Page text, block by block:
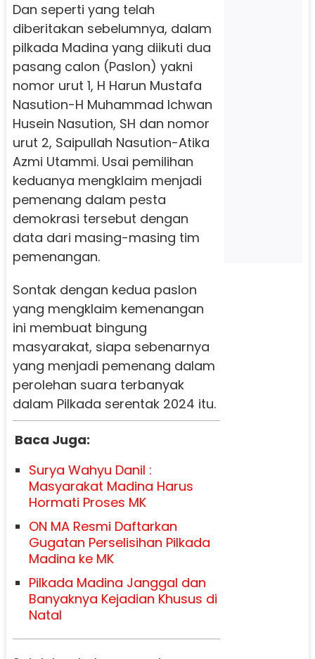
Dan seperti yang telah
diberitakan sebelumnya, dalam
pilkada Madina yang diikuti dua
pasang calon (Paslon) yakni
nomor urut 1, H Harun Mustafa
Nasution-H Muhammad Ichwan
Husein Nasution, SH dan nomor
urut 2, Saipullah Nasution-Atika
Azmi Utammi. Usai pemilihan
keduanya mengklaim menjadi
pemenang dalam pesta
demokrasi tersebut dengan
data dari masing-masing tim
pemenangan.
Sontak dengan kedua paslon
yang mengklaim kemenangan
ini membuat bingung
masyarakat, siapa sebenarnya
yang menjadi pemenang dalam
perolehan suara terbanyak
dalam Pilkada serentak 2024 itu.
Baca Juga:
Surya Wahyu Danil :
Masyarakat Madina Harus
Hormati Proses MK
ON MA Resmi Daftarkan
Gugatan Perselisihan Pilkada
Madina ke MK
Pilkada Madina Janggal dan
Banyaknya Kejadian Khusus di
Natal